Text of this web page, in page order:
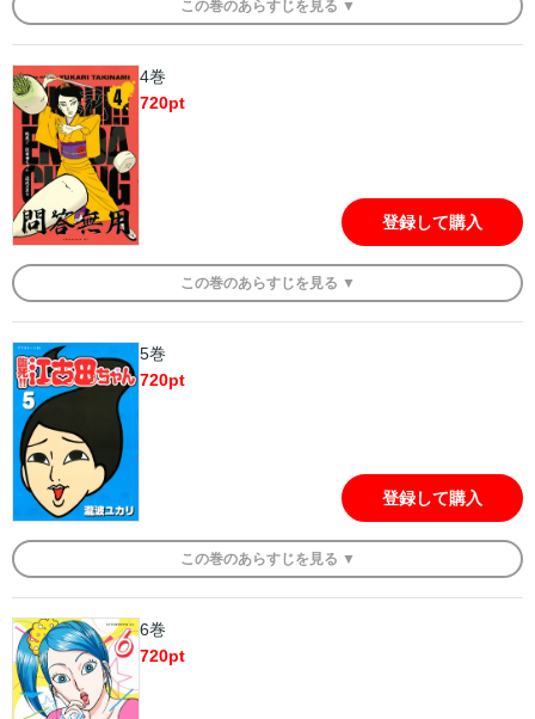
この巻のあらすじを 見る ▼
4巻
720pt
登録して購入
この巻のあらすじを 見る ▼
5巻
720pt
登録して購入
この巻のあらすじを 見る ▼
6巻
720pt